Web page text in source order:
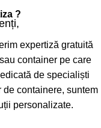
?
expertiză gratuită
container pe care
de specialiști
containere, suntem
personalizate.